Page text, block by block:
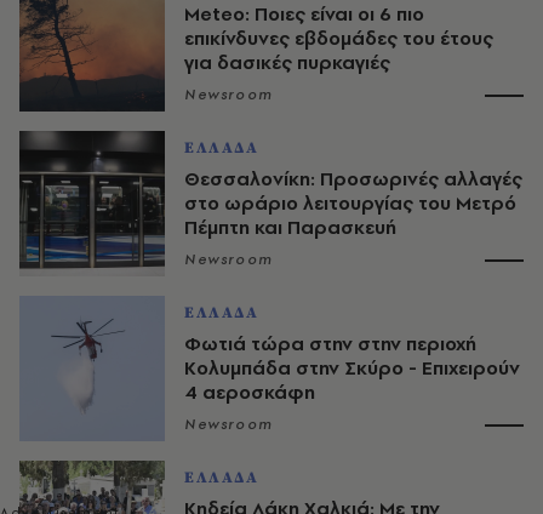
Meteo: Ποιες είναι οι 6 πιο
επικίνδυνες εβδομάδες του έτους
για δασικές πυρκαγιές
Newsroom
ΕΛΛΑΔΑ
Θεσσαλονίκη: Προσωρινές αλλαγές
στο ωράριο λειτουργίας του Μετρό
Πέμπτη και Παρασκευή
Newsroom
ΕΛΛΑΔΑ
Φωτιά τώρα στην στην περιοχή
Κολυμπάδα στην Σκύρο - Επιχειρούν
4 αεροσκάφη
Newsroom
ΕΛΛΑΔΑ
Κηδεία Λάκη Χαλκιά: Με την